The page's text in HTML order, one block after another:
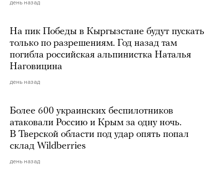
день назад
На пик Победы в Кыргызстане будут пускать
только по разрешениям. Год назад там
погибла российская альпинистка Наталья
Наговицина
день назад
Более 600 украинских беспилотников
атаковали Россию и Крым за одну ночь.
В Тверской области под удар опять попал
склад Wildberries
день назад